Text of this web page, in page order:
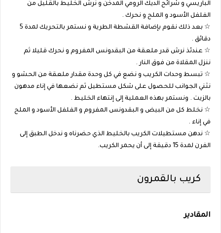
الباريسي و شرائح الديك الرومي المدخن و نرش الخليط بالقليل من
الفلفل الأسود و الملح و نحرك .
☆ بعد ذلك نقوم بإضافة القشطة الطرية و نستمر بالتحريك لمدة 5
دقائق .
☆ عندئذ نرش قدر ملعقة من البقدونس المفروم و نحرك قليلا ثم
ننزل المقلاة من فوق النار .
☆ تبسط وحدات الكريب و نضع في كل وحدة مقدار ملعقة من الحشو و
نثني الجوانب للحصول على شكل مستطيل ثم نضعها في إناء مدهون
بالزيت . ونستمر بهذه العملية إلى إنتهاء الخليط .
☆ نخلط كل من البيض و البقدونس المفروم و الفلفل الأسود و الملح
في إناء .
☆ ندهن مستطيلات الكريب بالخليط الذي حضرناه و ندخل الطبق إلى
الفرن لمدة 15 دقيقة إلى أن يحمر الكريب.
كريب بالقمرون
المقادير